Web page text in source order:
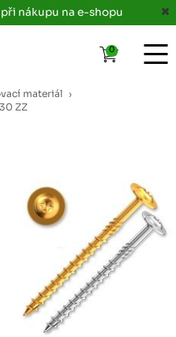
nákupu na e-shopu
materiál ›
ZZ
0